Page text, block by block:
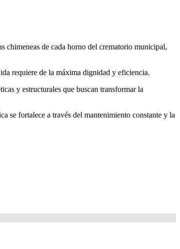
chimeneas de cada horno del crematorio municipal,
requiere de la máxima dignidad y eficiencia.
y estructurales que buscan transformar la
se fortalece a través del mantenimiento constante y la